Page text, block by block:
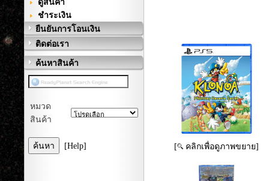
ดูสินค้า
ชำระเงิน
ยืนยันการโอนเงิน
ติดต่อเรา
ค้นหาสินค้า
หมวด
สินค้า
[Help] [ คลิกเพื่อดูภาพขยาย]